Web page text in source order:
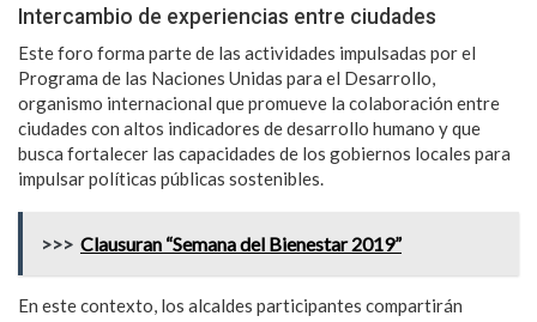
Intercambio de experiencias entre ciudades
Este foro forma parte de las actividades impulsadas por el
Programa de las Naciones Unidas para el Desarrollo,
organismo internacional que promueve la colaboración entre
ciudades con altos indicadores de desarrollo humano y que
busca fortalecer las capacidades de los gobiernos locales para
impulsar políticas públicas sostenibles.
>>> Clausuran “Semana del Bienestar 2019”
En este contexto, los alcaldes participantes compartirán